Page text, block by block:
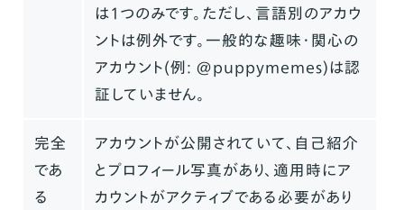
は1つのみです。ただし、言語別のアカウ
ントは例外です。一般的な趣味・関心の
アカウント(例: @puppymemes)は認
証していません。
完全
であ
る
アカウントが公開されていて、自己紹介
とプロフィール写真があり、適用時にア
カウントがアクティブである必要があり